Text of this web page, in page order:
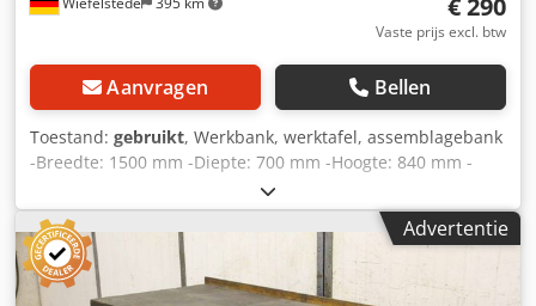
Vaste prijs excl. btw
Aanvragen Bellen
Toestand: gebruikt, Werkbank, werktafel, assemblagebank
-Breedte: 1500 mm -Diepte: 700 mm -Hoogte: 840 mm -
Dikte werkblad: 40 mm Dwjdped Rbtrefx Ahnsa -
Vergrendelbare lade: 1 -Gewicht: 74 kg
Advertentie